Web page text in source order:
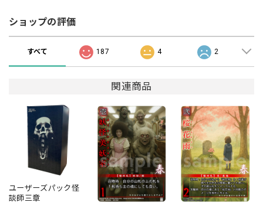
ショップの評価
すべて 187 4 2
関連商品
ユーザーズパック怪
談師三章